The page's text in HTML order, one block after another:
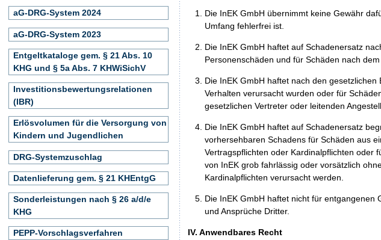
Die InEK GmbH übernimmt keine Gewähr
Umfang fehlerfrei ist.
Die InEK GmbH haftet auf Schadenersatz
Personenschäden und für Schäden nach
Die InEK GmbH haftet nach den
Verhalten verursacht wurden oder für
gesetzlichen Vertreter oder leitenden
Die InEK GmbH haftet auf Schadenersatz
vorhersehbaren Schadens für Schäden aus
Vertragspflichten oder Kardinalpflichten oder
von InEK grob fahrlässig oder vorsätzlich
Kardinalpflichten verursacht werden.
Die InEK GmbH haftet nicht für entgangenen
und Ansprüche Dritter.
IV. Anwendbares Recht
aG-DRG-System 2024
aG-DRG-System 2023
Entgeltkataloge gem. § 21 Abs. 10
KHG und § 5a Abs. 7 KHWiSichV
Investitionsbewertungsrelationen
(IBR)
Erlösvolumen für die Versorgung von
Kindern und Jugendlichen
DRG-Systemzuschlag
Datenlieferung gem. § 21 KHEntgG
Sonderleistungen nach § 26 a/d/e
KHG
PEPP-Vorschlagsverfahren